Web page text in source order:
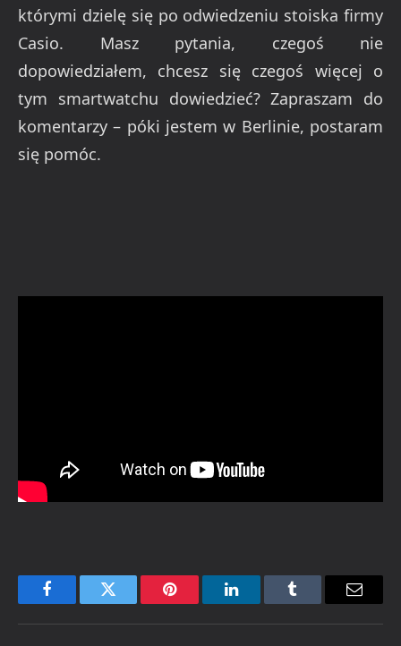
którymi dzielę się po odwiedzeniu stoiska firmy
Casio. Masz pytania, czegoś nie
dopowiedziałem, chcesz się czegoś więcej o
tym smartwatchu dowiedzieć? Zapraszam do
komentarzy – póki jestem w Berlinie, postaram
się pomóc.
FacebookTwitter Pinterest LinkedInTumblr Email